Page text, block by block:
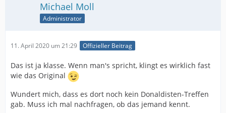
Michael Moll
Administrator
11. April 2020 um 21:29 Offizieller Beitrag
Das ist ja klasse. Wenn man's spricht, klingt es wirklich fast
wie das Original
Wundert mich, dass es dort noch kein Donaldisten-Treffen
gab. Muss ich mal nachfragen, ob das jemand kennt.